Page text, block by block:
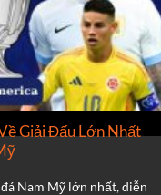
Giải Đấu Lớn Nhất
Nam Mỹ lớn nhất, diễn